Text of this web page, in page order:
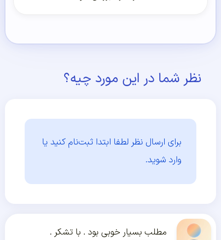
نظر شما در این مورد چیه؟
برای ارسال نظر لطفا ابتدا ثبت‌نام کنید یا
وارد شوید.
مطلب بسیار خوبی بود . با تشکر .